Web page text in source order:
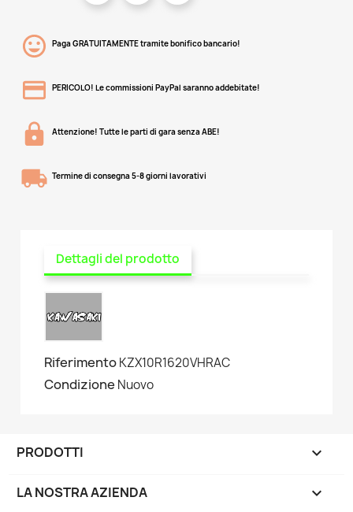
Paga GRATUITAMENTE tramite bonifico bancario!
PERICOLO! Le commissioni PayPal saranno addebitate!
Attenzione! Tutte le parti di gara senza ABE!
Termine di consegna 5-8 giorni lavorativi
Dettagli del prodotto
RiferimentoKZX10R1620VHRAC
Condizione Nuovo
PRODOTTI 
LA NOSTRA AZIENDA 